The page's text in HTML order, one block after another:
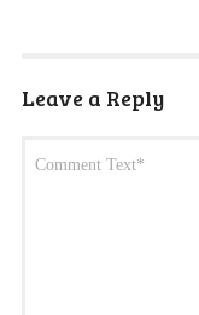
Leave a Reply